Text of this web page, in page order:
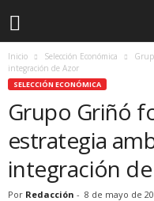
Inicio Selección Económica
integración de Azor
SELECCIÓN ECONÓMICA
Grupo Griñó
estrategia
integración
Por Redacción - 8 de mayo de